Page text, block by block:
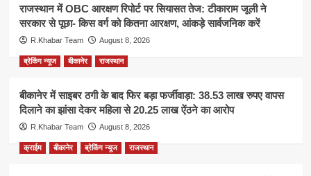
राजस्थान में OBC आरक्षण रिपोर्ट पर सियासत तेज: टीकाराम जूली ने
सरकार से पूछा- किस वर्ग को कितना आरक्षण, आंकड़े सार्वजनिक करें
R.Khabar Team August 8, 2026
ब्रेकिंग न्यूज बीकानेर राजस्थान
बीकानेर में साइबर ठगी के बाद फिर बड़ा फर्जीवाड़ा: 38.53 लाख रुपए वापस
दिलाने का झांसा देकर महिला से 20.25 लाख ऐंठने का आरोप
R.Khabar Team August 8, 2026
क्राईम बीकानेर ब्रेकिंग न्यूज राजस्थान